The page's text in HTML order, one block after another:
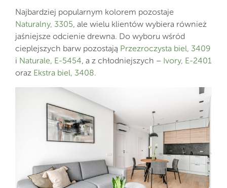
Najbardziej popularnym kolorem pozostaje
Naturalny, 3305, ale wielu klientów wybiera również
jaśniejsze odcienie drewna. Do wyboru wśród
cieplejszych barw pozostają Przezroczysta biel, 3409
i Naturale, E-5454, a z chłodniejszych – Ivory, E-2401
oraz Ekstra biel, 3408.